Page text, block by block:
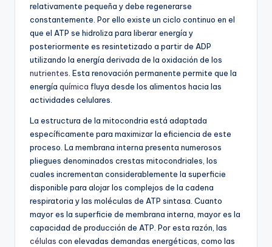
relativamente pequeña y debe regenerarse
constantemente. Por ello existe un ciclo continuo en el
que el ATP se hidroliza para liberar energía y
posteriormente es resintetizado a partir de ADP
utilizando la energía derivada de la oxidación de los
nutrientes . Esta renovación permanente permite que la
energía química fluya desde los alimentos hacia las
actividades celulares.
La estructura de la mitocondria está adaptada
específicamente para maximizar la eficiencia de este
proceso. La membrana interna presenta numerosos
pliegues denominados crestas mitocondriales, los
cuales incrementan considerablemente la superficie
disponible para alojar los complejos de la cadena
respiratoria y las moléculas de ATP sintasa. Cuanto
mayor es la superficie de membrana interna, mayor es la
capacidad de producción de ATP. Por esta razón, las
células con elevadas demandas energéticas, como las